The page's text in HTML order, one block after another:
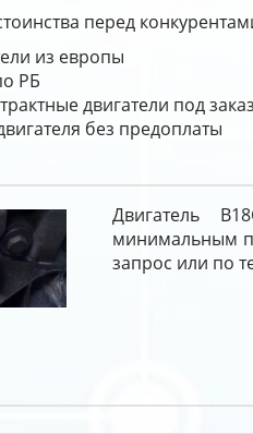
перед
из европы
РБ
двигатели под
без предоплаты
Двигатель
минимальным
запрос или по